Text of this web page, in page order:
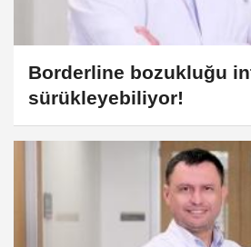
Borderline bozukluğu
sürükleyebiliyor!